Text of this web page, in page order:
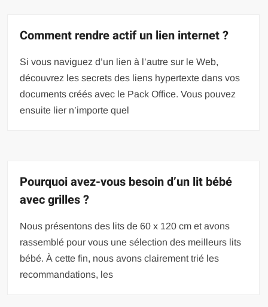
Comment rendre actif un lien internet ?
Si vous naviguez d’un lien à l’autre sur le Web,
découvrez les secrets des liens hypertexte dans vos
documents créés avec le Pack Office. Vous pouvez
ensuite lier n’importe quel
Pourquoi avez-vous besoin d’un lit bébé
avec grilles ?
Nous présentons des lits de 60 x 120 cm et avons
rassemblé pour vous une sélection des meilleurs lits
bébé. À cette fin, nous avons clairement trié les
recommandations, les